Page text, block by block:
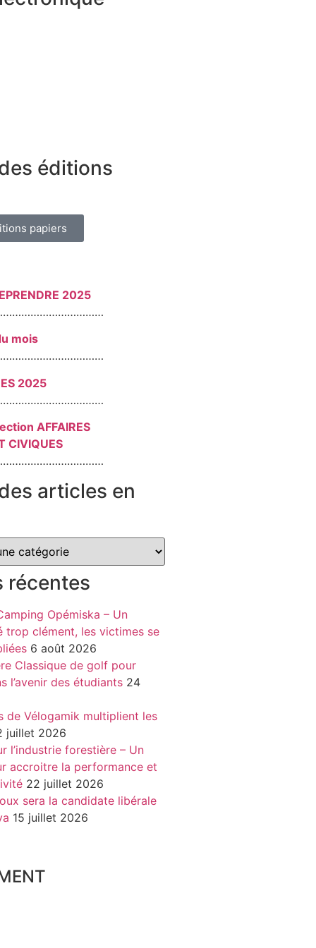
éditions
papiers
2025
mois
2025
AFFAIRES
CIVIQUES
articles en
récentes
Opémiska – Un
trop clément, les victimes se
6 août 2026
Classique de golf pour
l’avenir des étudiants 24
de Vélogamik multiplient les
juillet 2026
l’industrie forestière – Un
accroitre la performance et
22 juillet 2026
sera la candidate libérale
15 juillet 2026